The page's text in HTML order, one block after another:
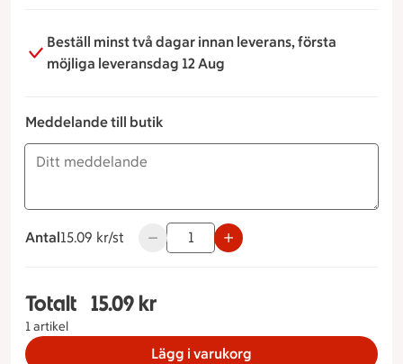
Beställ minst två dagar innan leverans, första
möjliga leveransdag 12 Aug
Meddelande till butik
Antal
15.09 kronor styck
15.09 kr/st Använd knapparna för att minska eller
Totalt
1 artikel
Totalt 1 stycken Vitlöksbaguette, 15.09 kronor
15.09 kr
Lägg i varukorg